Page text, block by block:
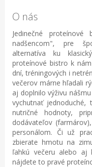
O nás
Jedinečné
nadšencom", pre
alternatíva ku
proteínové bistro k
dní, tréningových i
večerov márne hľadali
aj doplnilo výživu
vychutnať
nutričné hodnoty,
dodávateľov
personálom. Či už
zbierate hmotu na
ľahkú večeru alebo aj
nájdete to pravé